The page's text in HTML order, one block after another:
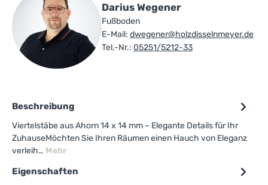
Darius Wegener
Fußboden
E-Mail: dwegener@holzdisselnmeyer.de
Tel.-Nr.: 05251/5212-33
Beschreibung
Viertelstäbe aus Ahorn 14 x 14 mm – Elegante Details für Ihr
ZuhauseMöchten Sie Ihren Räumen einen Hauch von Eleganz
verleih… Mehr
Eigenschaften